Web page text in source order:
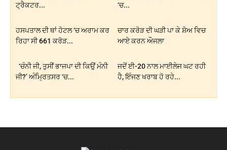
ਟ੍ਰੈਕਟਰ...
‘ਚ...
ਹਸਪਤਾਲ ਦੀ ਥਾਂ ਹੋਟਲ ‘ਚ ਅਰਾਮ ਕਰ
ਰਿਹਾ ਸੀ 661 ਕਰੋੜ...
ਚਾਰ ਕਰੋੜ ਦੀ ਘੜੀ ਪਾ ਕੇ ਸ਼ੋਅ ਵਿਚ
ਆਏ ਕਰਨ ਔਜਲਾ
‘ਚੰਨੀ ਜੀ, ਤੁਸੀਂ ਭਾਜਪਾ ਦੀ ਕਿਉਂ ਮੰਨੀ
ਜੀ?’ ਅੰਮ੍ਰਿਤਸਰ ‘ਚ...
ਜਦੋਂ ਈ-20 ਨਾਲ ਮਾਈਲੇਜ ਘਟ ਰਹੀ
ਹੈ, ਇੰਜਣ ਖਰਾਬ ਹੋ ਰਹੇ...